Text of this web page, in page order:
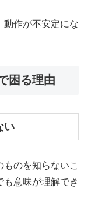
動作が不安定にな
困る理由
い
のを知らないこ
意味が理解でき